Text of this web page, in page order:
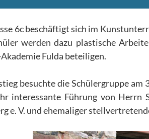
6c beschäftigt sich im
werden dazu plastische
Fulda beteiligen.
besuchte die Schülergruppe
interessante Führung von Herrn
e. V. und ehemaliger